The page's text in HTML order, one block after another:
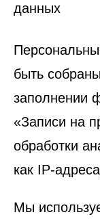
данных
быть
заполнении
«Записи на
обработки
как IP-
Мы